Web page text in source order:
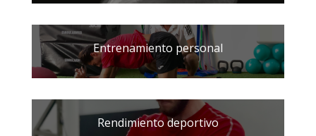
Entrenamiento personal
Rendimiento deportivo